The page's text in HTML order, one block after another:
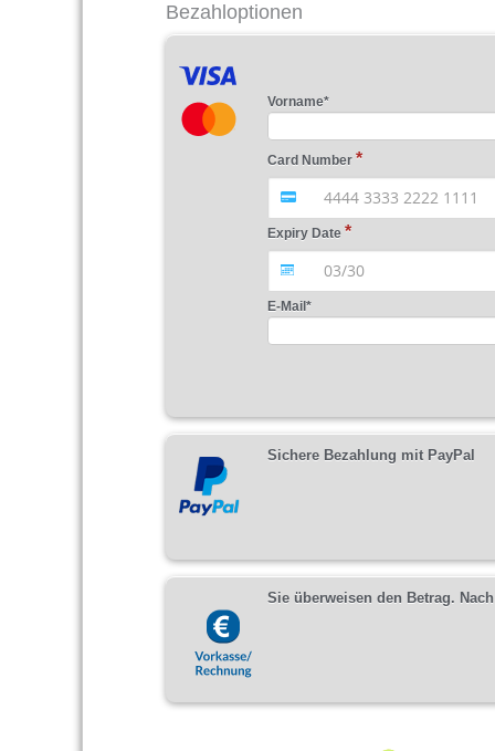
Bezahloptionen
Vorname*
Card Number
Expiry Date
E-Mail*
Sichere Bezahlung mit PayPal
Sie überweisen den Betrag.